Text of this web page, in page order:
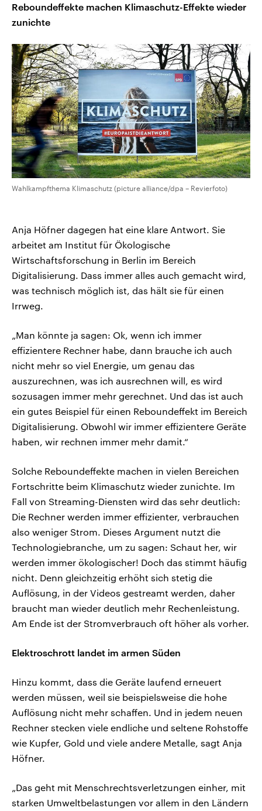
Reboundeffekte machen Klimaschutz-Effekte wieder
zunichte
Wahlkampfthema Klimaschutz (picture alliance/dpa – Revierfoto)
Anja Höfner dagegen hat eine klare Antwort. Sie
arbeitet am Institut für Ökologische
Wirtschaftsforschung in Berlin im Bereich
Digitalisierung. Dass immer alles auch gemacht wird,
was technisch möglich ist, das hält sie für einen
Irrweg.
„Man könnte ja sagen: Ok, wenn ich immer
effizientere Rechner habe, dann brauche ich auch
nicht mehr so viel Energie, um genau das
auszurechnen, was ich ausrechnen will, es wird
sozusagen immer mehr gerechnet. Und das ist auch
ein gutes Beispiel für einen Reboundeffekt im Bereich
Digitalisierung. Obwohl wir immer effizientere Geräte
haben, wir rechnen immer mehr damit.“
Solche Reboundeffekte machen in vielen Bereichen
Fortschritte beim Klimaschutz wieder zunichte. Im
Fall von Streaming-Diensten wird das sehr deutlich:
Die Rechner werden immer effizienter, verbrauchen
also weniger Strom. Dieses Argument nutzt die
Technologiebranche, um zu sagen: Schaut her, wir
werden immer ökologischer! Doch das stimmt häufig
nicht. Denn gleichzeitig erhöht sich stetig die
Auflösung, in der Videos gestreamt werden, daher
braucht man wieder deutlich mehr Rechenleistung.
Am Ende ist der Stromverbrauch oft höher als vorher.
Elektroschrott landet im armen Süden
Hinzu kommt, dass die Geräte laufend erneuert
werden müssen, weil sie beispielsweise die hohe
Auflösung nicht mehr schaffen. Und in jedem neuen
Rechner stecken viele endliche und seltene Rohstoffe
wie Kupfer, Gold und viele andere Metalle, sagt Anja
Höfner.
„Das geht mit Menschrechtsverletzungen einher, mit
starken Umweltbelastungen vor allem in den Ländern